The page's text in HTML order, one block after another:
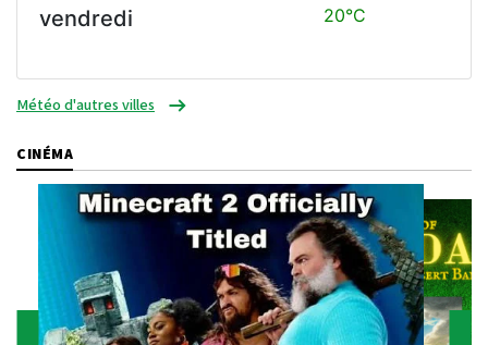
vendredi 20°C
Météo d'autres villes
CINÉMA